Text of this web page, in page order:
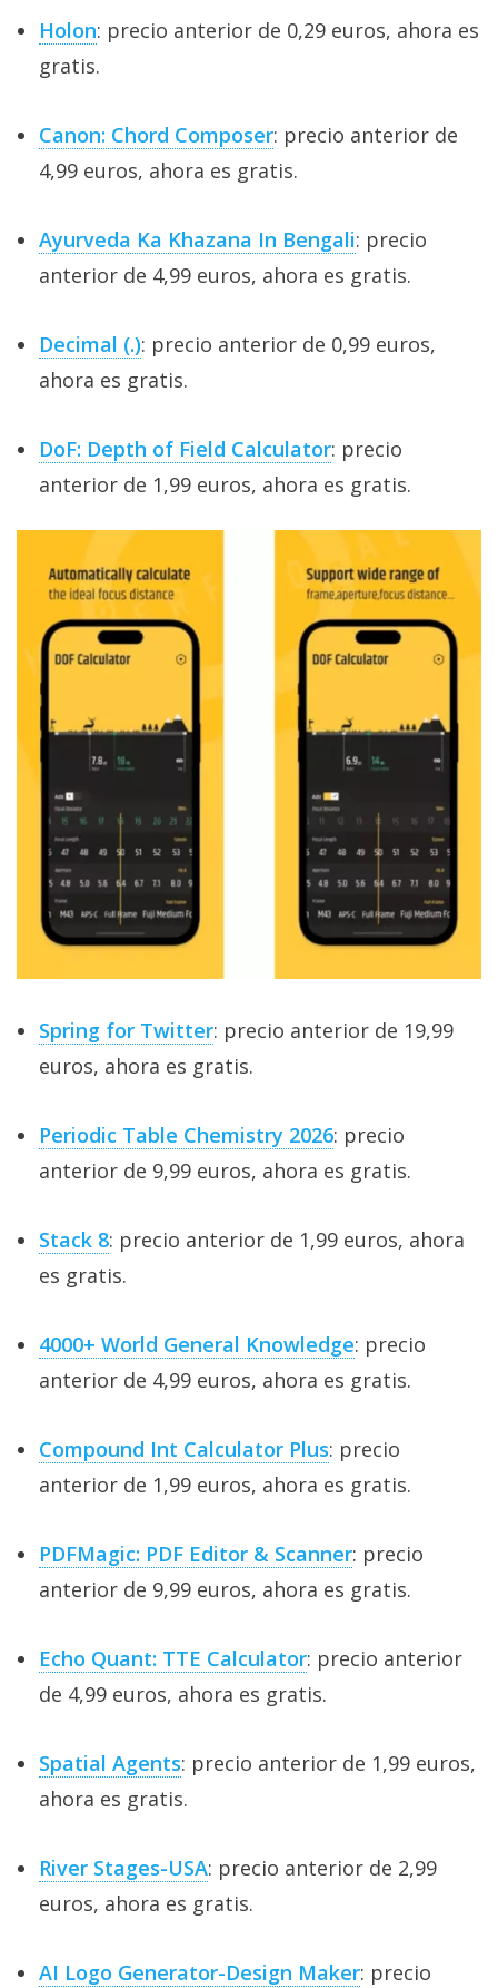
Holon: precio anterior de 0,29 euros, ahora es
gratis.
Canon: Chord Composer: precio anterior de
4,99 euros, ahora es gratis.
Ayurveda Ka Khazana In Bengali: precio
anterior de 4,99 euros, ahora es gratis.
Decimal (.): precio anterior de 0,99 euros,
ahora es gratis.
DoF: Depth of Field Calculator: precio
anterior de 1,99 euros, ahora es gratis.
Spring for Twitter: precio anterior de 19,99
euros, ahora es gratis.
Periodic Table Chemistry 2026: precio
anterior de 9,99 euros, ahora es gratis.
Stack 8: precio anterior de 1,99 euros, ahora
es gratis.
4000+ World General Knowledge: precio
anterior de 4,99 euros, ahora es gratis.
Compound Int Calculator Plus: precio
anterior de 1,99 euros, ahora es gratis.
PDFMagic: PDF Editor & Scanner: precio
anterior de 9,99 euros, ahora es gratis.
Echo Quant: TTE Calculator: precio anterior
de 4,99 euros, ahora es gratis.
Spatial Agents: precio anterior de 1,99 euros,
ahora es gratis.
River Stages-USA: precio anterior de 2,99
euros, ahora es gratis.
AI Logo Generator-Design Maker: precio